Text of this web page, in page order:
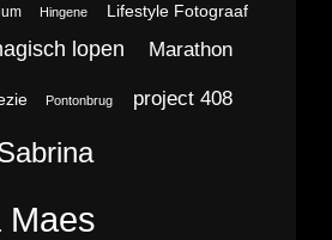
Hingene Lifestyle Fotograaf
lopen Marathon
Pontonbrug project 408
Maes